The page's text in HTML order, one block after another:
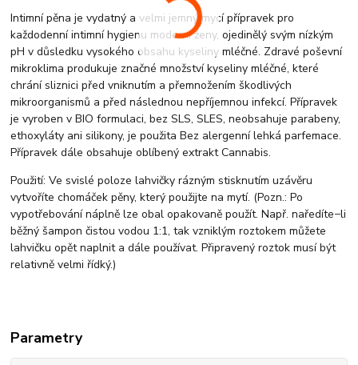
Intimní pěna je vydatný a velmi jemný mycí přípravek pro
každodenní intimní hygienu moderní ženy, ojedinělý svým nízkým
pH v důsledku vysokého obsahu kyseliny mléčné. Zdravé poševní
mikroklima produkuje značné množství kyseliny mléčné, které
chrání sliznici před vniknutím a přemnožením škodlivých
mikroorganismů a před následnou nepříjemnou infekcí. Přípravek
je vyroben v BIO formulaci, bez SLS, SLES, neobsahuje parabeny,
ethoxyláty ani silikony, je použita Bez alergenní lehká parfemace.
Přípravek dále obsahuje oblíbený extrakt Cannabis.
Použití: Ve svislé poloze lahvičky rázným stisknutím uzávěru
vytvoříte chomáček pěny, který použijte na mytí. (Pozn.: Po
vypotřebování náplně lze obal opakovaně použít. Např. naředíte−li
běžný šampon čistou vodou 1:1, tak vzniklým roztokem můžete
lahvičku opět naplnit a dále používat. Připravený roztok musí být
relativně velmi řídký.)
Parametry